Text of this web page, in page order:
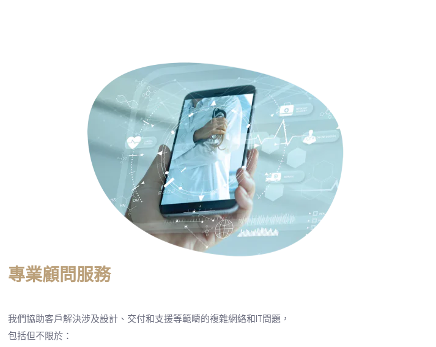
專業顧問服務
我們協助客戶解決涉及設計、交付和支援等範疇的複雜網絡和IT問題，
包括但不限於：